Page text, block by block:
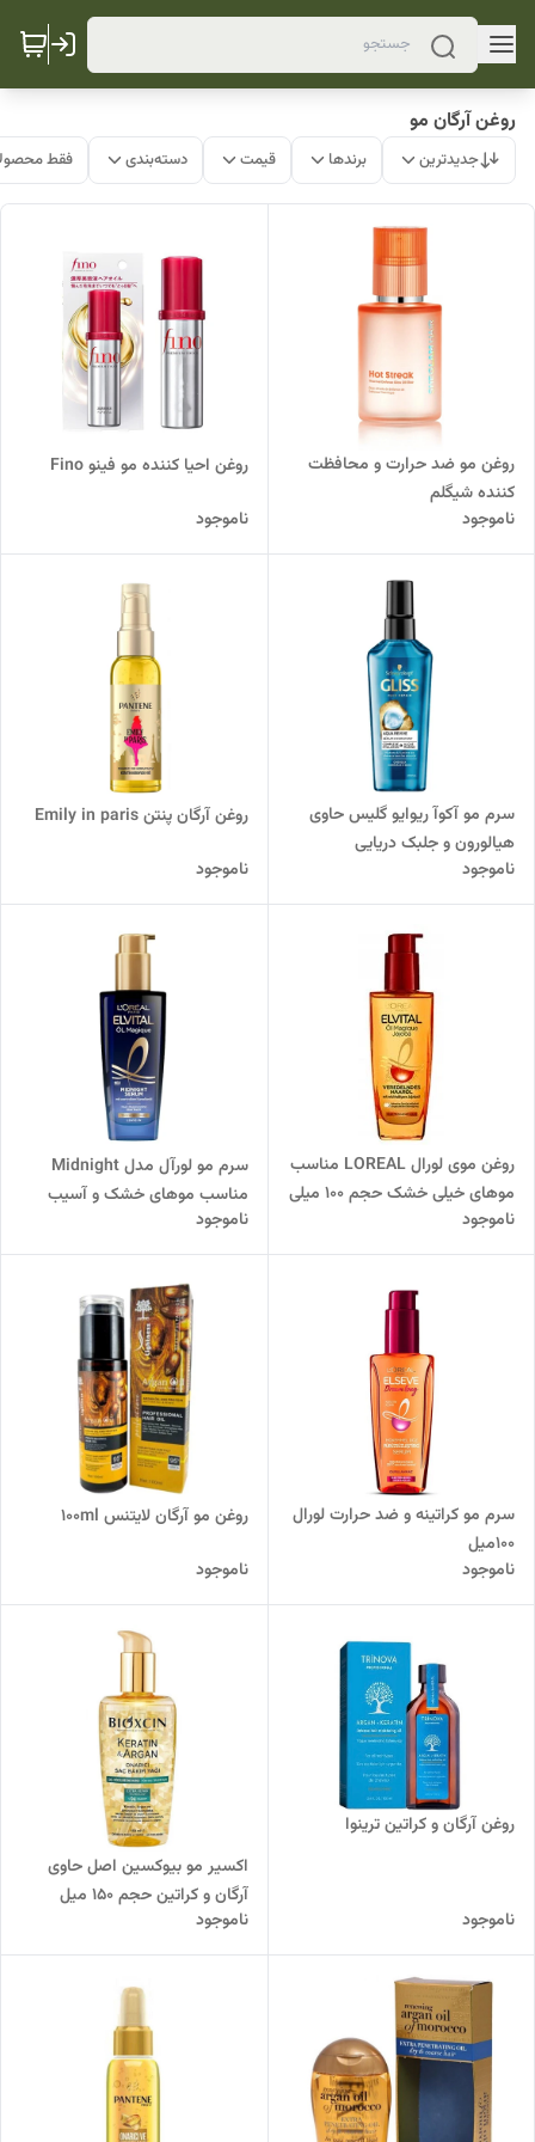
روغن آرگان مو
جدیدترین برندها قیمت دسته‌بندی فقط
روغن مو ضد حرارت و محافظت
کننده شیگلم
ناموجود
روغن احیا کننده مو فینو Fino
ناموجود
سرم مو آکوآ ریوایو گلیس حاوی
هیالورون و جلبک دریایی
ناموجود
روغن آرگان پنتن Emily in paris
ناموجود
روغن موی لورال LOREAL مناسب
موهای خیلی خشک حجم 100 میلی
ناموجود
سرم مو لورآل مدل Midnight
مناسب موهای خشک و آسیب
دیده 100 میل
ناموجود
سرم مو کراتینه و ضد حرارت لورال
۱۰۰میل
ناموجود
روغن مو آرگان لایتنس 100ml
ناموجود
روغن آرگان و کراتین ترینوا
ناموجود
اکسیر مو بیوکسین اصل حاوی
آرگان و کراتین حجم 150 میل
ناموجود